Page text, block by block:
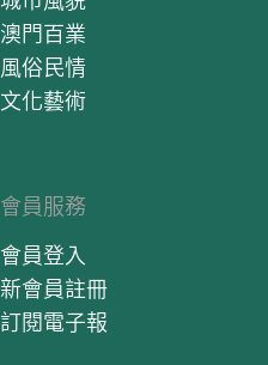
澳門百業
風俗民情
文化藝術
會員服務
會員登入
新會員註冊
訂閱電子報